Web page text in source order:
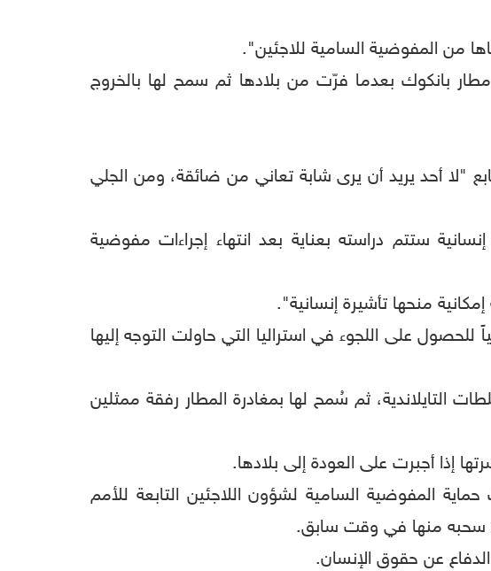
من المفوضية السامية للاجئين".
بانكوك بعدما فرّت من بلادها ثم سمح لها بالخروج
"لا أحد يريد أن يرى شابة تعاني من ضائقة، ومن الجلي
ستتم دراسته بعناية بعد انتهاء إجراءات مفوضية
منحها تأشيرة إنسانية".
سعياً للحصول على اللجوء في استراليا التي حاولت التوجه إليها
ثم سُمح لها بمغادرة المطار رفقة ممثلين
إذا أجبرت على العودة إلى بلادها.
المفوضية السامية لشؤون اللاجئين التابعة للأمم
تم سحبه منها في وقت سابق.
عن حقوق الإنسان.